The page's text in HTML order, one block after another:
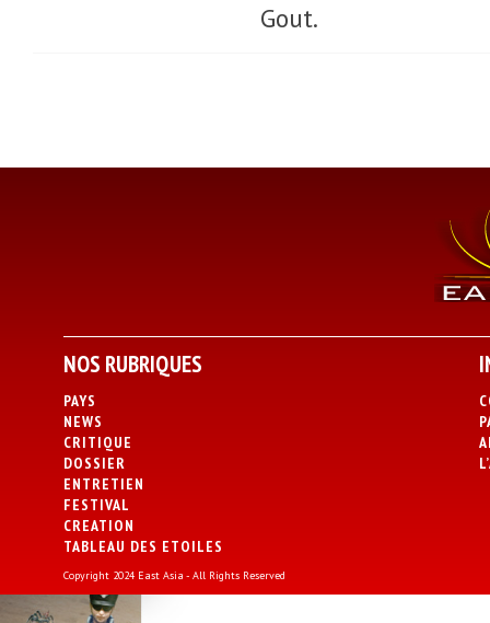
Gout.
NOS RUBRIQUES
PAYS
NEWS
CRITIQUE
DOSSIER
ENTRETIEN
FESTIVAL
CREATION
TABLEAU DES ETOILES
Copyright 2024 East Asia - All Rights Reserved